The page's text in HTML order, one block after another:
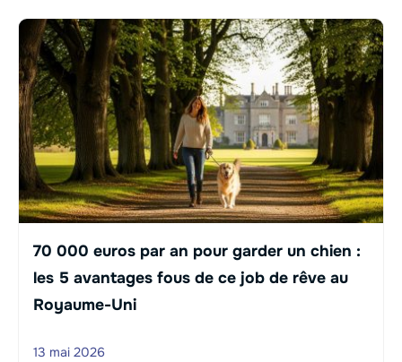
70 000 euros par an pour garder un chien :
les 5 avantages fous de ce job de rêve au
Royaume-Uni
13 mai 2026